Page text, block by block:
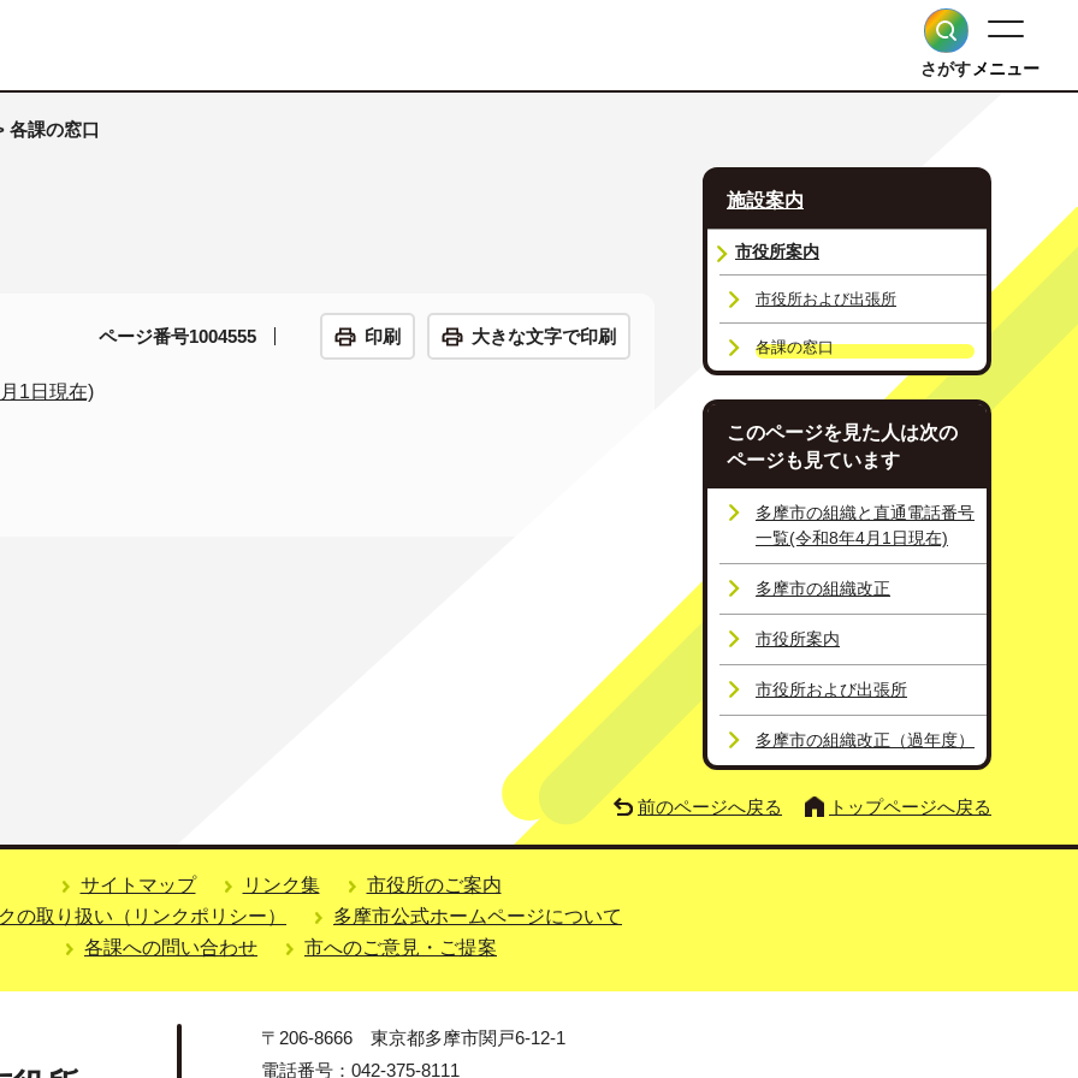
さがすメニュー
各課の窓口
ページ番号1004555 印刷 大きな文字で印刷
1日現在)
施設案内
市役所案内
市役所および出張所
各課の窓口
このページを見た人は次の
ページも見ています
多摩市の組織と直通電話番号
一覧(令和8年4月1日現在)
多摩市の組織改正
市役所案内
市役所および出張所
多摩市の組織改正（過年度）
前のページへ戻る トップページへ戻る
サイトマップ リンク集
市役所のご案内
の取り扱い（リンクポリシー）
多摩市公式ホームページについて
各課への問い合わせ
市へのご意見・ご提案
〒206-8666 東京都多摩市関戸6-12-1
電話番号：042-375-8111